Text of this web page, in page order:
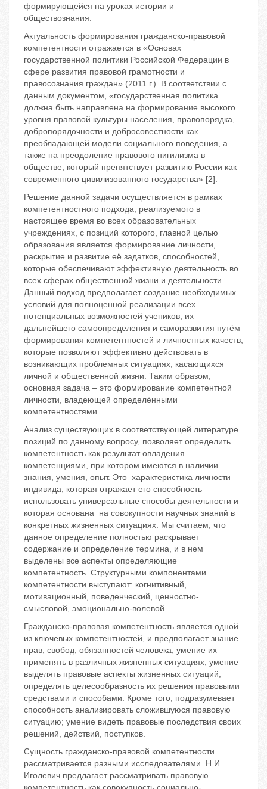
формирующейся на уроках истории и
обществознания.
Актуальность формирования гражданско-правовой
компетентности отражается в «Основах
государственной политики Российской Федерации в
сфере развития правовой грамотности и
правосознания граждан» (2011 г.). В соответствии с
данным документом, «государственная политика
должна быть направлена на формирование высокого
уровня правовой культуры населения, правопорядка,
добропорядочности и добросовестности как
преобладающей модели социального поведения, а
также на преодоление правового нигилизма в
обществе, который препятствует развитию России как
современного цивилизованного государства» [2].
Решение данной задачи осуществляется в рамках
компетентностного подхода, реализуемого в
настоящее время во всех образовательных
учреждениях, с позиций которого, главной целью
образования является формирование личности,
раскрытие и развитие её задатков, способностей,
которые обеспечивают эффективную деятельность во
всех сферах общественной жизни и деятельности.
Данный подход предполагает создание необходимых
условий для полноценной реализации всех
потенциальных возможностей учеников, их
дальнейшего самоопределения и саморазвития путём
формирования компетентностей и личностных качеств,
которые позволяют эффективно действовать в
возникающих проблемных ситуациях, касающихся
личной и общественной жизни. Таким образом,
основная задача – это формирование компетентной
личности, владеющей определёнными
компетентностями.
Анализ существующих в соответствующей литературе
позиций по данному вопросу, позволяет определить
компетентность как результат овладения
компетенциями, при котором имеются в наличии
знания, умения, опыт. Это характеристика личности
индивида, которая отражает его способность
использовать универсальные способы деятельности и
которая основана на совокупности научных знаний в
конкретных жизненных ситуациях. Мы считаем, что
данное определение полностью раскрывает
содержание и определение термина, и в нем
выделены все аспекты определяющие
компетентность. Структурными компонентами
компетентности выступают: когнитивный,
мотивационный, поведенческий, ценностно-
смысловой, эмоционально-волевой.
Гражданско-правовая компетентность является одной
из ключевых компетентностей, и предполагает знание
прав, свобод, обязанностей человека, умение их
применять в различных жизненных ситуациях; умение
выделять правовые аспекты жизненных ситуаций,
определять целесообразность их решения правовыми
средствами и способами. Кроме того, подразумевает
способность анализировать сложившуюся правовую
ситуацию; умение видеть правовые последствия своих
решений, действий, поступков.
Сущность гражданско-правовой компетентности
рассматривается разными исследователями. Н.И.
Иголевич предлагает рассматривать правовую